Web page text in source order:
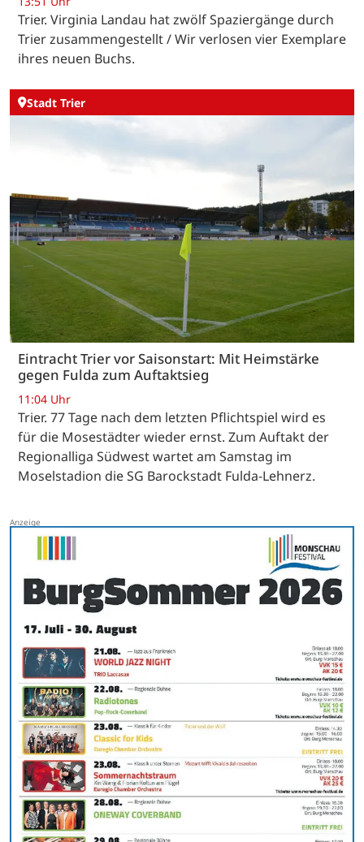
Trier. Virginia Landau hat zwölf Spaziergänge durch
Trier zusammengestellt / Wir verlosen vier Exemplare
ihres neuen Buchs.
Stadt Trier
Eintracht Trier vor Saisonstart: Mit Heimstärke
gegen Fulda zum Auftaktsieg
11:04 Uhr
Trier. 77 Tage nach dem letzten Pflichtspiel wird es
für die Mosestädter wieder ernst. Zum Auftakt der
Regionalliga Südwest wartet am Samstag im
Moselstadion die SG Barockstadt Fulda-Lehnerz.